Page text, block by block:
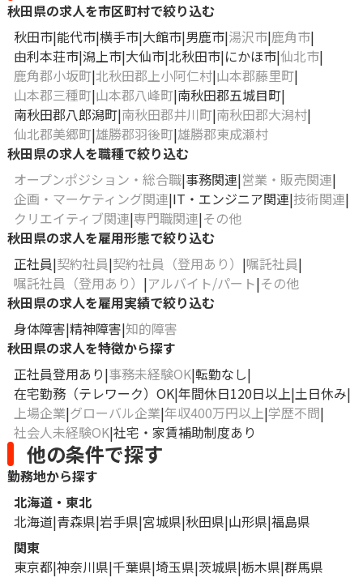
秋田県の求人を市区町村で絞り込む
秋田市 能代市 横手市 大館市 男鹿市 湯沢市 鹿角市
由利本荘市 潟上市 大仙市 北秋田市 にかほ市 仙北市
鹿角郡小坂町 北秋田郡上小阿仁村 山本郡藤里町
山本郡三種町 山本郡八峰町 南秋田郡五城目町
南秋田郡八郎潟町 南秋田郡井川町 南秋田郡大潟村
仙北郡美郷町 雄勝郡羽後町 雄勝郡東成瀬村
秋田県の求人を職種で絞り込む
オープンポジション・総合職 事務関連 営業・販売関連
企画・マーケティング関連 IT・エンジニア関連 技術関連
クリエイティブ関連 専門職関連 その他
秋田県の求人を雇用形態で絞り込む
正社員 契約社員 契約社員（登用あり）
嘱託社員
嘱託社員（登用あり）
アルバイト/パート その他
秋田県の求人を雇用実績で絞り込む
身体障害 精神障害 知的障害
秋田県の求人を特徴から探す
正社員登用あり 事務未経験OK 転勤なし
在宅勤務（テレワーク）OK 年間休日120日以上 土日休み
上場企業 グローバル企業 年収400万円以上 学歴不問
社会人未経験OK 社宅・家賃補助制度あり
他の条件で探す
勤務地から探す
北海道・東北
北海道 青森県 岩手県 宮城県 秋田県 山形県 福島県
関東
東京都 神奈川県 千葉県 埼玉県 茨城県 栃木県 群馬県